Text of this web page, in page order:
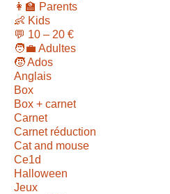
👩‍🏫 Parents
👶 Kids
💬 10 – 20 €
🧑‍💼 Adultes
🧒 Ados
Anglais
Box
Box + carnet
Carnet
Carnet réduction
Cat and mouse
Ce1d
Halloween
Jeux